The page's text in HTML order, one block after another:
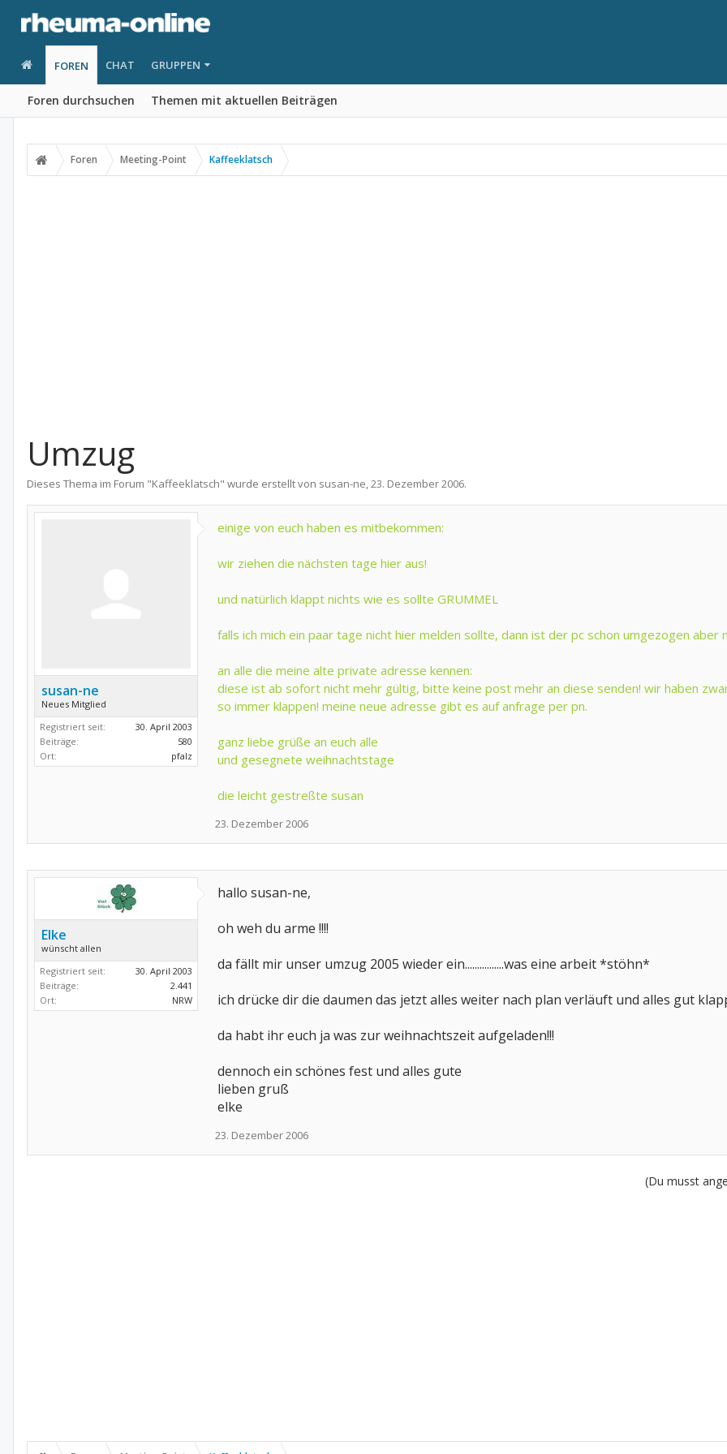
FOREN
Foren durchsuchen Themen mit aktuellen Beiträgen
CHAT GRUPPEN
Foren Meeting-Point Kaffeeklatsch
Umzug
Dieses Thema im Forum "Kaffeeklatsch" wurde erstellt von susan-ne,23. Dezember 2006.
susan-ne
Neues Mitglied
Registriert seit:
30. April 2003
Beiträge:
580
Ort:
pfalz
einige von euch haben es mitbekommen:
wir ziehen die nächsten tage hier aus!
und natürlich klappt nichts wie es sollte GRUMMEL
falls ich mich ein paar tage nicht hier melden sollte, dann ist der pc schon umgezogen aber
an alle die meine alte private adresse kennen:
diese ist ab sofort nicht mehr gültig, bitte keine post mehr an diese senden! wir haben
so immer klappen! meine neue adresse gibt es auf anfrage per pn.
ganz liebe grüße an euch alle
und gesegnete weihnachtstage
die leicht gestreßte susan
23. Dezember 2006
Elke
wünscht allen
Registriert seit:
30. April 2003
Beiträge:
2.441
Ort:
NRW
hallo susan-ne,
oh weh du arme !!!!
da fällt mir unser umzug 2005 wieder ein................was eine arbeit *stöhn*
ich drücke dir die daumen das jetzt alles weiter nach plan verläuft und alles gut
da habt ihr euch ja was zur weihnachtszeit aufgeladen!!!
dennoch ein schönes fest und alles gute
lieben gruß
elke
23. Dezember 2006
(Du musst